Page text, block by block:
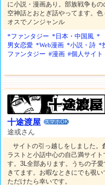
に小説・漫画あり。部族戦争もの
空神話とおとぎ話やってます。色
オスでノンジャンル
*ファンタジー *日本・中国風 *
男女恋愛 *Web漫画 *小説・詩 *
ファンタジー #漫画 #個人サイト
十途渡屋 スマホOK
途或さん
サイトの引っ越しをしました。
ラストと小話中心の自己満サイト
す。3L全部あります。うちの子愛
きてます。お暇なときにでも覗い
ただけたら幸いです。